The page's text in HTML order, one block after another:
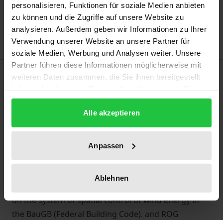
personalisieren, Funktionen für soziale Medien anbieten
zu können und die Zugriffe auf unsere Website zu
analysieren. Außerdem geben wir Informationen zu Ihrer
Verwendung unserer Website an unsere Partner für
soziale Medien, Werbung und Analysen weiter. Unsere
Partner führen diese Informationen möglicherweise mit
weiteren Daten zusammen, die Sie ihnen bereitgestellt
gesammelt haben.
Alle akzeptieren
Anpassen
Ablehnen
Add to Wish List
Delivery cost notice
Description
The expansion of onshore wind energy is faltering.
The federal states, which can control the expansion
through goals and principles in state-wide spatial
plans, have a share in this. The study shows that the
associated restriction of the freedom to build is
on the system of spatial control of wind energy in
the BauGB (Federal Building Code). and ROG